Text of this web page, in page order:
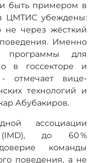
и быть примером в
ЦМТИС убеждены:
не через жёсткий
поведения. Именно
для
в госсекторе и
- отмечает вице-
технологий и
Абубакиров.
ассоциации
(IMD), до 60 %
команды
поведения, а не